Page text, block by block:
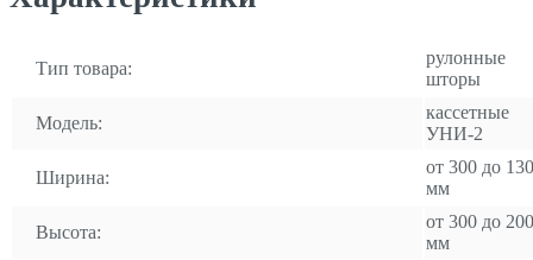
Тип товара:
рулонные
шторы
Модель:
кассетные
УНИ-2
Ширина:
от 300 до
мм
Высота:
от 300 до
мм